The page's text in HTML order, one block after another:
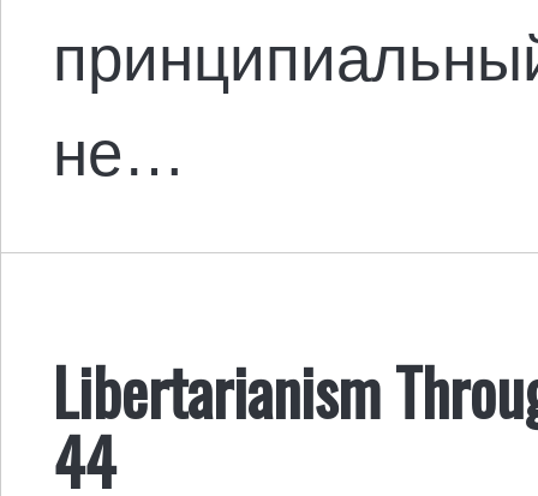
не…
Libertarianism
44